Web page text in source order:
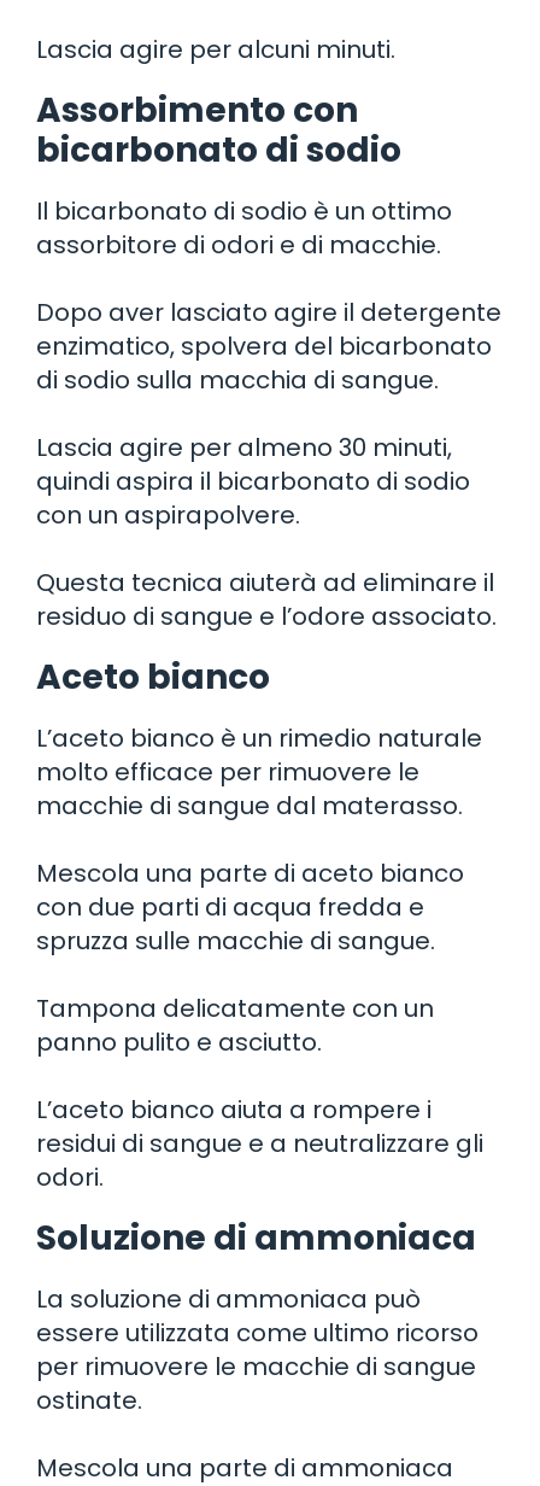
Lascia agire per alcuni minuti.
Assorbimento con
bicarbonato di sodio
Il bicarbonato di sodio è un ottimo
assorbitore di odori e di macchie.
Dopo aver lasciato agire il detergente
enzimatico, spolvera del bicarbonato
di sodio sulla macchia di sangue.
Lascia agire per almeno 30 minuti,
quindi aspira il bicarbonato di sodio
con un aspirapolvere.
Questa tecnica aiuterà ad eliminare il
residuo di sangue e l’odore associato.
Aceto bianco
L’aceto bianco è un rimedio naturale
molto efficace per rimuovere le
macchie di sangue dal materasso.
Mescola una parte di aceto bianco
con due parti di acqua fredda e
spruzza sulle macchie di sangue.
Tampona delicatamente con un
panno pulito e asciutto.
L’aceto bianco aiuta a rompere i
residui di sangue e a neutralizzare gli
odori.
Soluzione di ammoniaca
La soluzione di ammoniaca può
essere utilizzata come ultimo ricorso
per rimuovere le macchie di sangue
ostinate.
Mescola una parte di ammoniaca